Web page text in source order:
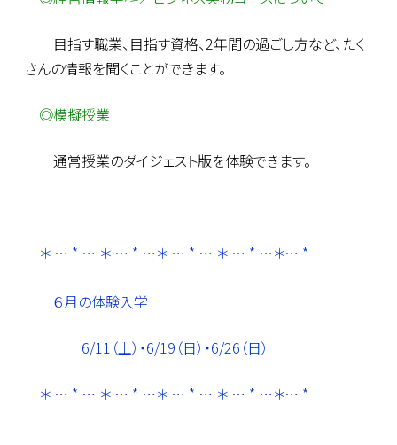
目指す職業、目指す資格、2年間の過ごし方など、たく
さんの情報を聞くことができます。
◎模擬授業
通常授業のダイジェスト版を体験できます。
＊ … * … ＊ … * …＊ … * … ＊ … * …＊… *
６月の体験入学
6/11（土）・6/19（日）・6/26（日）
＊ … * … ＊ … * …＊ … * … ＊ … * …＊… *